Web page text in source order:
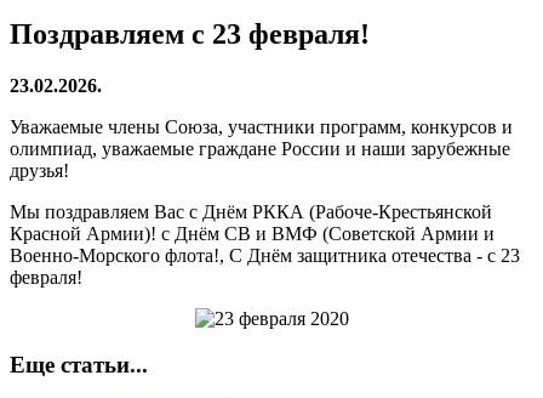
Поздравляем с 23 февраля!
23.02.2026.
Уважаемые члены Союза, участники программ, конкурсов и
олимпиад, уважаемые граждане России и наши зарубежные
друзья!
Мы поздравляем Вас с Днём РККА (Рабоче-Крестьянской
Красной Армии)! с Днём СВ и ВМФ (Советской Армии и
Военно-Морского флота!, С Днём защитника отечества - с 23
февраля!
Еще статьи...